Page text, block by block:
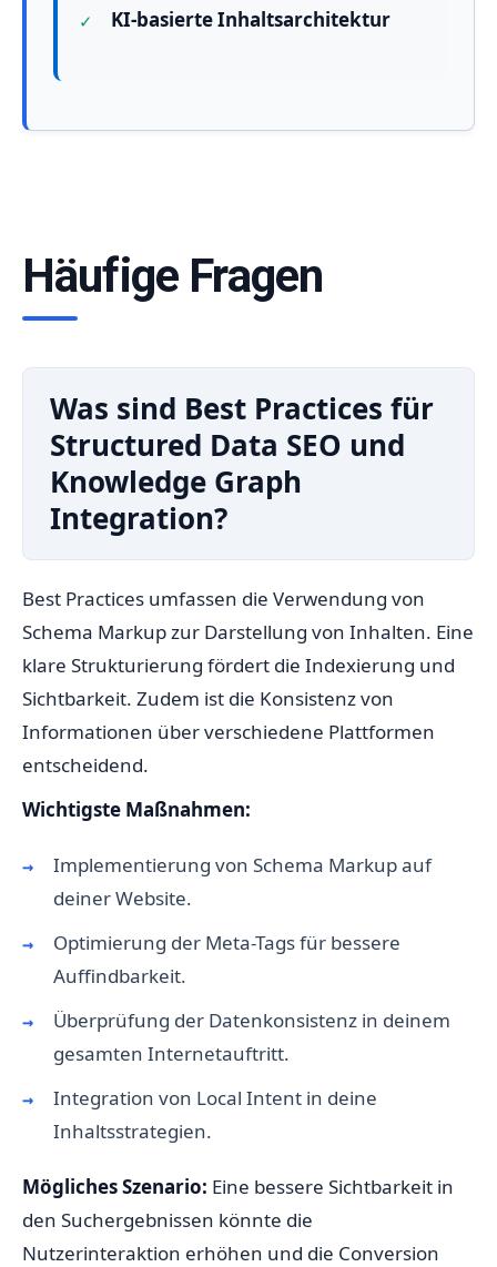
KI-basierte Inhaltsarchitektur
Häufige Fragen
Was sind Best Practices für
Structured Data SEO und
Knowledge Graph
Integration?
Best Practices umfassen die Verwendung von
Schema Markup zur Darstellung von Inhalten. Eine
klare Strukturierung fördert die Indexierung und
Sichtbarkeit. Zudem ist die Konsistenz von
Informationen über verschiedene Plattformen
entscheidend.
Wichtigste Maßnahmen:
Implementierung von Schema Markup auf
deiner Website.
Optimierung der Meta-Tags für bessere
Auffindbarkeit.
Überprüfung der Datenkonsistenz in deinem
gesamten Internetauftritt.
Integration von Local Intent in deine
Inhaltsstrategien.
Mögliches Szenario: Eine bessere Sichtbarkeit in
den Suchergebnissen könnte die
Nutzerinteraktion erhöhen und die Conversion